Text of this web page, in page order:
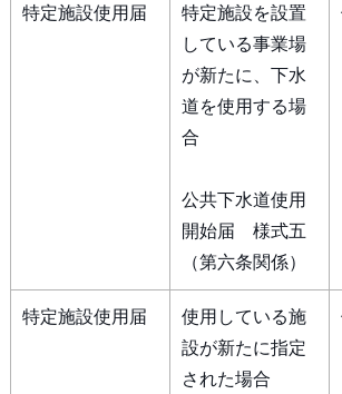
特定施設使用届
特定施設を設置
している事業場
が新たに、下水
道を使用する場
合
公共下水道使用
開始届 様式五
（第六条関係）
特定施設使用届
使用している施
設が新たに指定
された場合